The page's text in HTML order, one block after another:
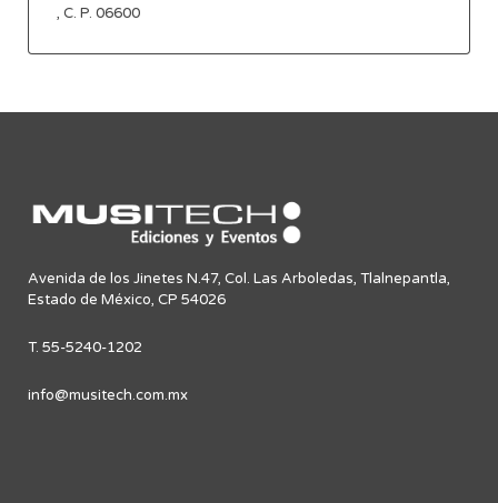
, C. P. 06600
Avenida de los Jinetes N.47, Col. Las Arboledas, Tlalnepantla,
Estado de México, CP 54026
T. 55-5240-1202
info@musitech.com.mx